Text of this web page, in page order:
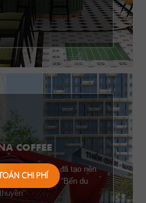
COFFEE
chiếc buồm đã tạo nên
trưng của một “Bến du
thuyền”
CHI PHÍ